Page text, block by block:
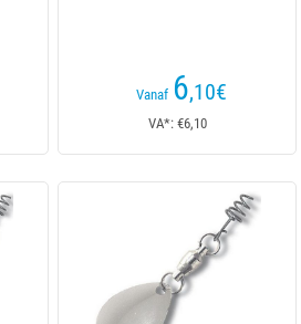
Vanaf 6,10€
VA*: €6,10